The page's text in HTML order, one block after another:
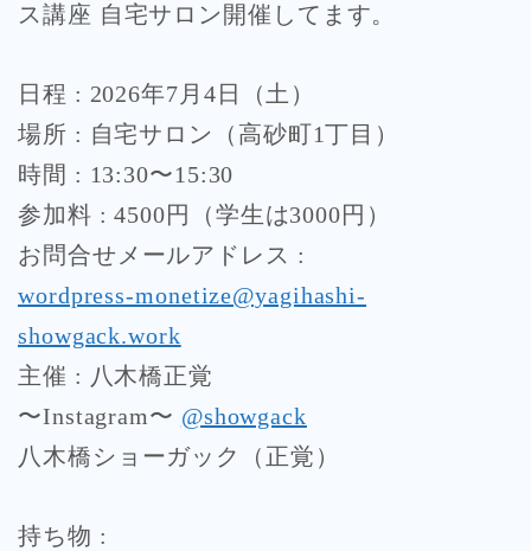
ス講座 自宅サロン開催してます。
日程 : 2026年7月4日（土）
場所 : 自宅サロン（高砂町1丁目）
時間 : 13:30〜15:30
参加料 : 4500円（学生は3000円）
お問合せメールアドレス :
wordpress-monetize@yagihashi-
showgack.work
主催 : 八木橋正覚
〜Instagram〜 @showgack
八木橋ショーガック（正覚）
持ち物 :